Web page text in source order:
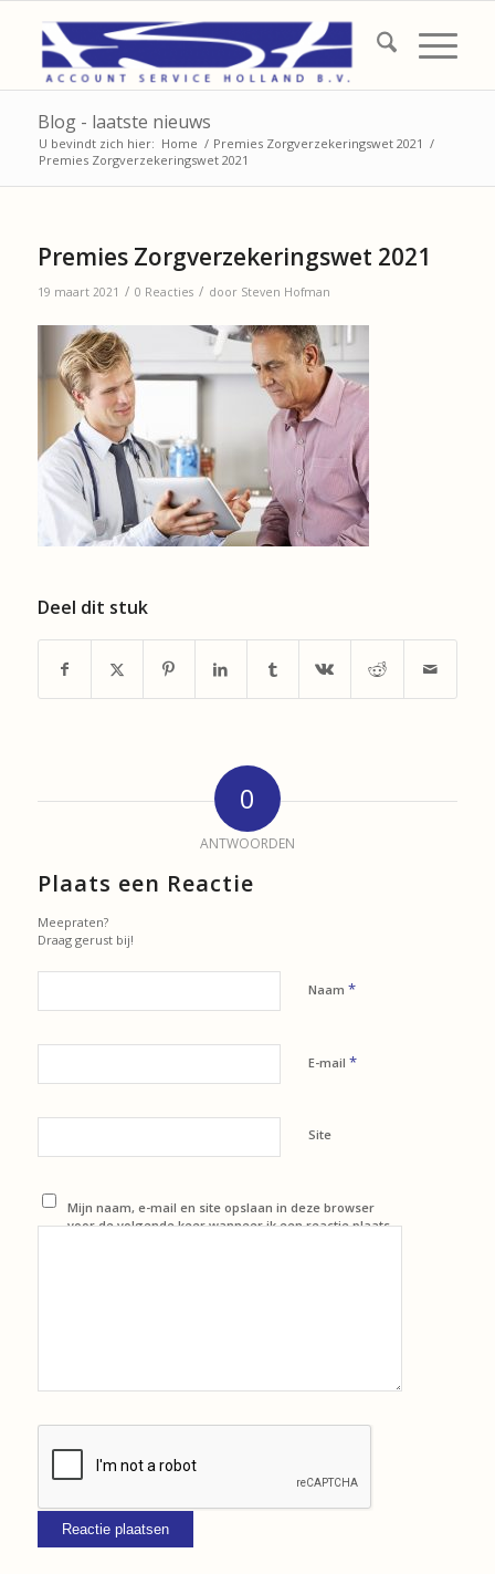
Blog - laatste nieuws
U bevindt zich hier: Home / Premies Zorgverzekeringswet 2021 /
Premies Zorgverzekeringswet 2021
Premies Zorgverzekeringswet 2021
19 maart 2021 / 0 Reacties / door Steven Hofman
Deel dit stuk
0
ANTWOORDEN
Plaats een Reactie
Meepraten?
Draag gerust bij!
Naam *
E-mail *
Site
Mijn naam, e-mail en site opslaan in deze browser
voor de volgende keer wanneer ik een reactie plaats.